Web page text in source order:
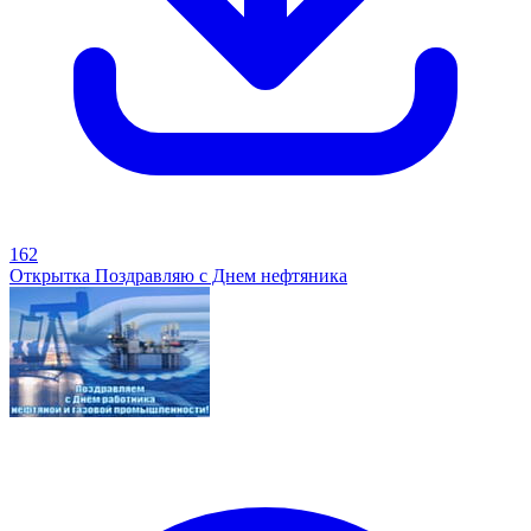
162
Открытка Поздравляю с Днем нефтяника